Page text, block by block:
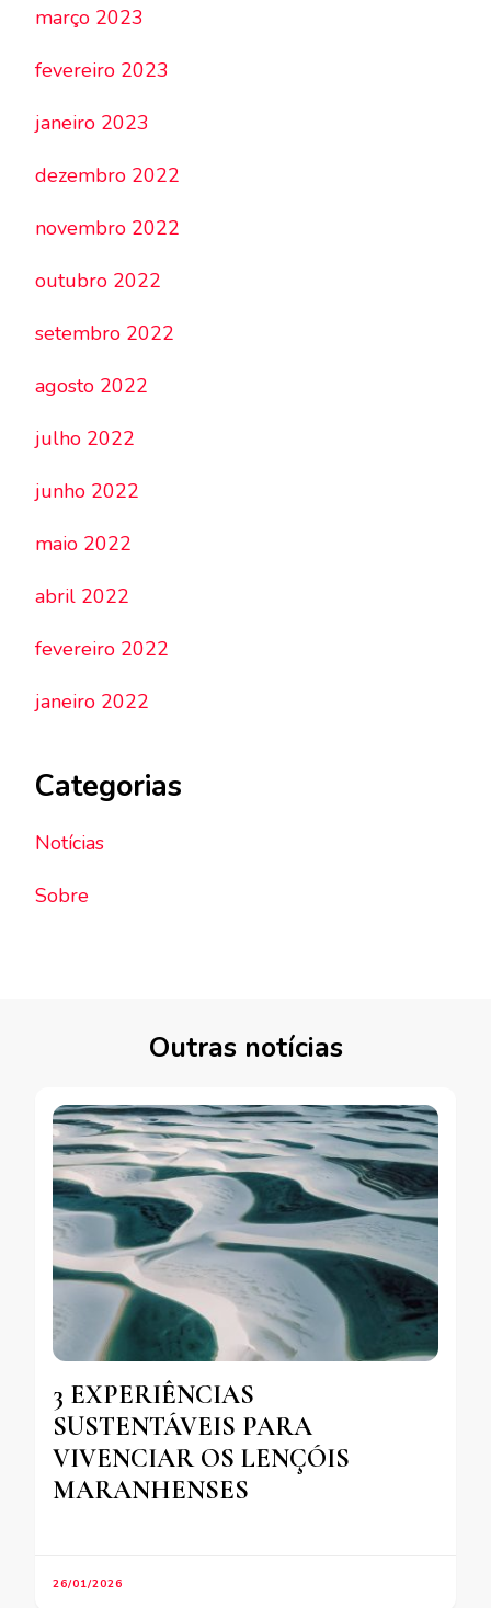
março 2023
fevereiro 2023
janeiro 2023
dezembro 2022
novembro 2022
outubro 2022
setembro 2022
agosto 2022
julho 2022
junho 2022
maio 2022
abril 2022
fevereiro 2022
janeiro 2022
Categorias
Notícias
Sobre
Outras notícias
3 EXPERIÊNCIAS
SUSTENTÁVEIS PARA
VIVENCIAR OS LENÇÓIS
MARANHENSES
26/01/2026